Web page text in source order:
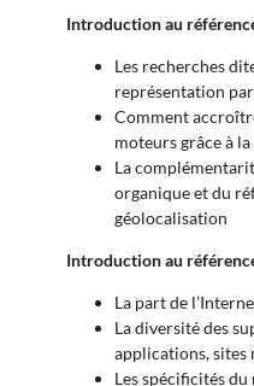
Introduction au
Les recherches
représentation
Comment
moteurs grâce à
La
organique et du
géolocalisation
Introduction au
La part de
La diversité des
applications, sites
Les spécificités